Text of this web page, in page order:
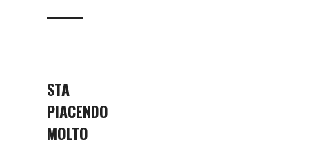
STA
PIACENDO
MOLTO